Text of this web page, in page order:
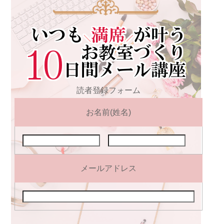
読者登録フォーム
お名前(姓名)
メールアドレス